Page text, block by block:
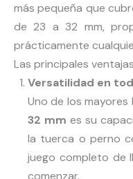
más pequeña que
de 23 a 32 mm,
prácticamente
Las principales
Versatilidad en
Uno de los mayores
32 mm es su
la tuerca o perno
juego completo de